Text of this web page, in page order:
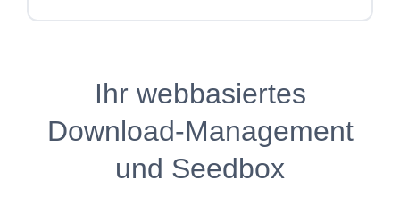
Ihr webbasiertes
Download-Management
und Seedbox